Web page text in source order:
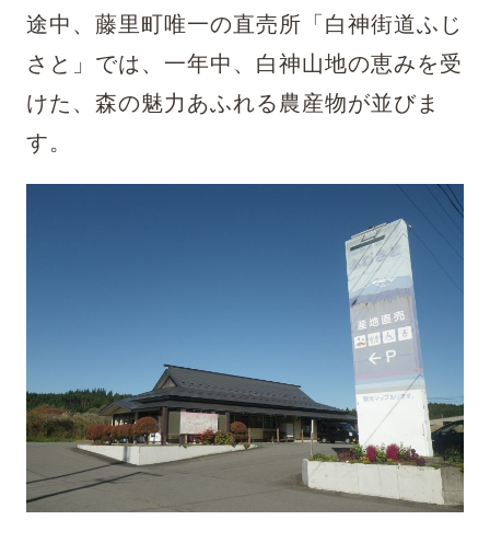
途中、藤里町唯一の直売所「白神街道ふじ
さと」では、一年中、白神山地の恵みを受
けた、森の魅力あふれる農産物が並びま
す。